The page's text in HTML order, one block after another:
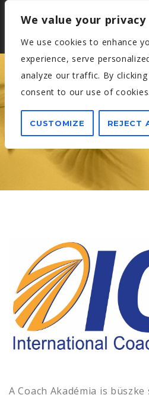
We value your privacy
We use cookies to enhance
experience, serve
analyze our traffic. By
consent to our use of cookies.
CUSTOMIZE REJECT
A KEZDŐ
TIZEDE ÉLI TÚL
A Coach Akadémia is